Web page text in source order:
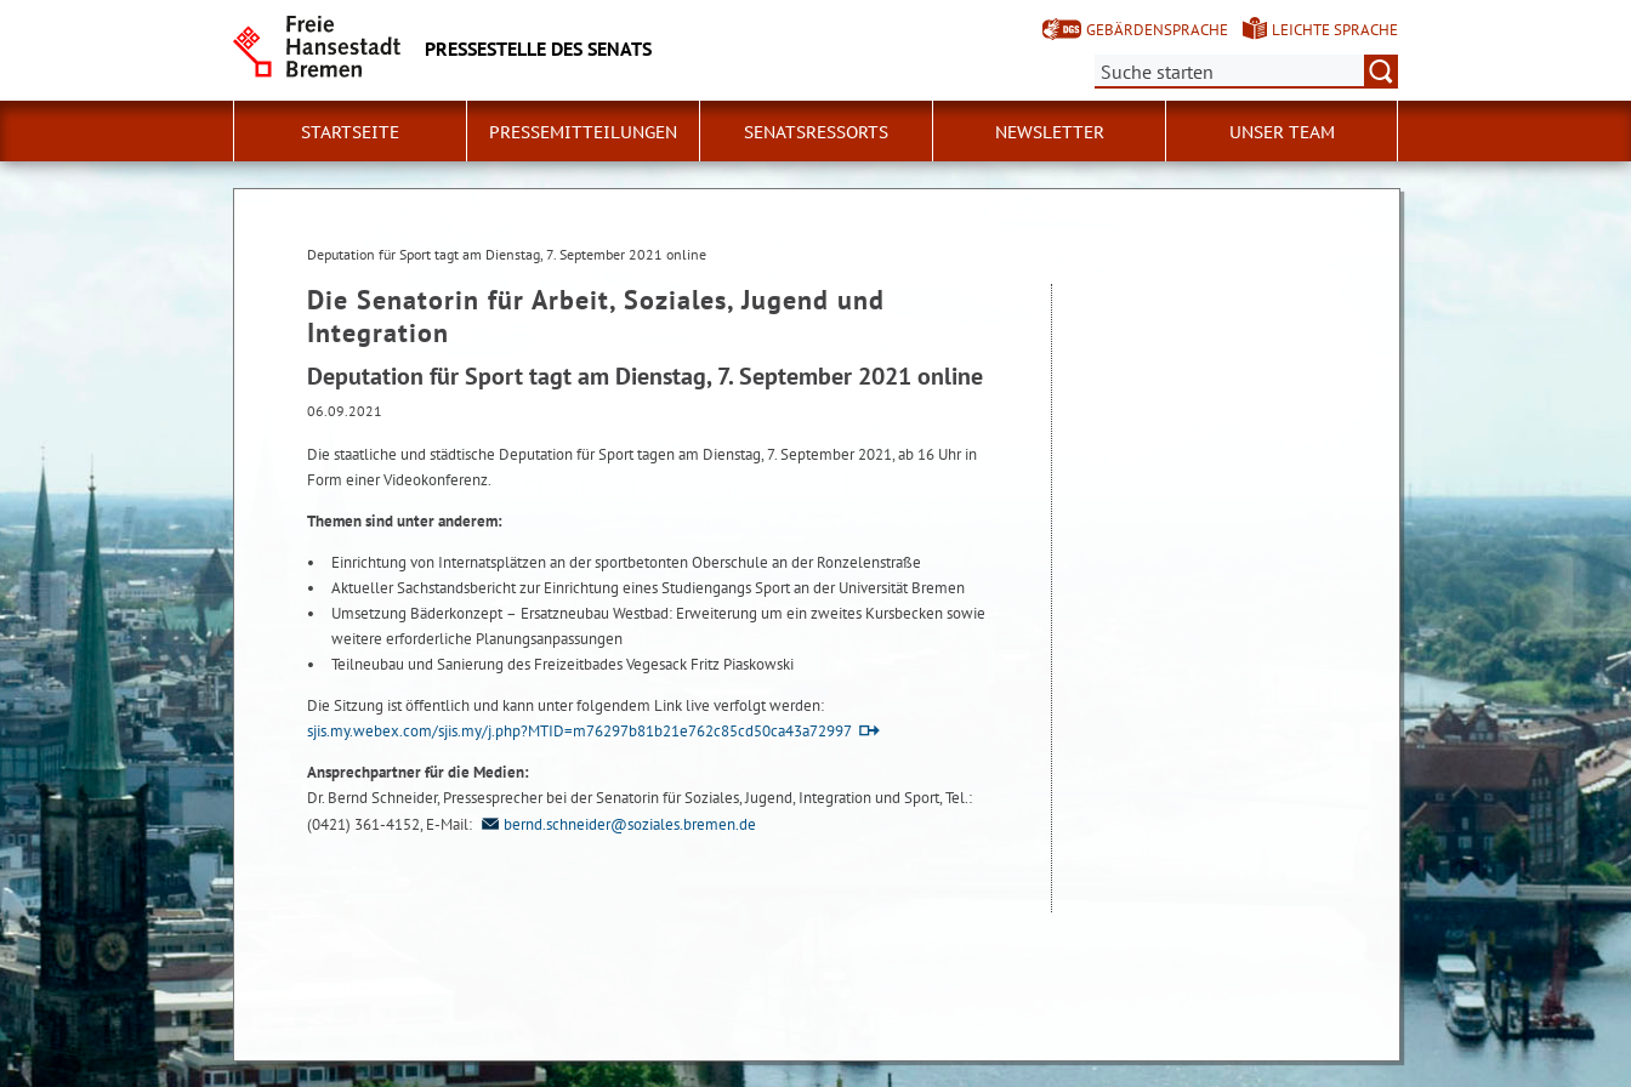
PRESSESTELLE DES SENATS
GEBÄRDENSPRACHE
LEICHTE SPRACHE
Suche:
STARTSEITE PRESSEMITTEILUNGEN SENATSRESSORTS NEWSLETTER UNSER TEAM
Deputation für Sport tagt am Dienstag, 7. September 2021 online
Die Senatorin für Arbeit, Soziales, Jugend und
Integration
Deputation für Sport tagt am Dienstag, 7. September 2021 online
06.09.2021
Die staatliche und städtische Deputation für Sport tagen am Dienstag, 7. September 2021, ab 16 Uhr in
Form einer Videokonferenz.
Themen sind unter anderem:
Einrichtung von Internatsplätzen an der sportbetonten Oberschule an der Ronzelenstraße
Aktueller Sachstandsbericht zur Einrichtung eines Studiengangs Sport an der Universität Bremen
Umsetzung Bäderkonzept – Ersatzneubau Westbad: Erweiterung um ein zweites Kursbecken sowie
weitere erforderliche Planungsanpassungen
Teilneubau und Sanierung des Freizeitbades Vegesack Fritz Piaskowski
Die Sitzung ist öffentlich und kann unter folgendem Link live verfolgt werden:
sjis.my.webex.com/sjis.my/j.php?MTID=m76297b81b21e762c85cd50ca43a72997
Ansprechpartner für die Medien:
Dr. Bernd Schneider, Pressesprecher bei der Senatorin für Soziales, Jugend, Integration und Sport, Tel.:
(0421) 361-4152, E-Mail:
bernd.schneider@soziales.bremen.de